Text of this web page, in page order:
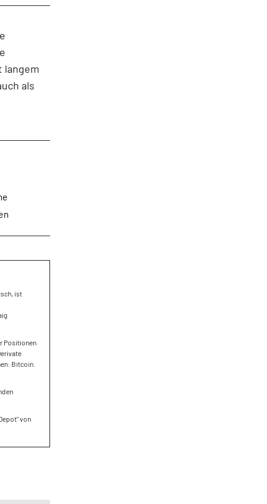
langem
als
ist
Positionen
Bitcoin.
von